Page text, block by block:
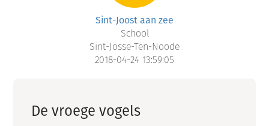
Sint-Joost aan zee
School
Sint-Josse-Ten-Noode
2018-04-24 13:59:05
De vroege vogels